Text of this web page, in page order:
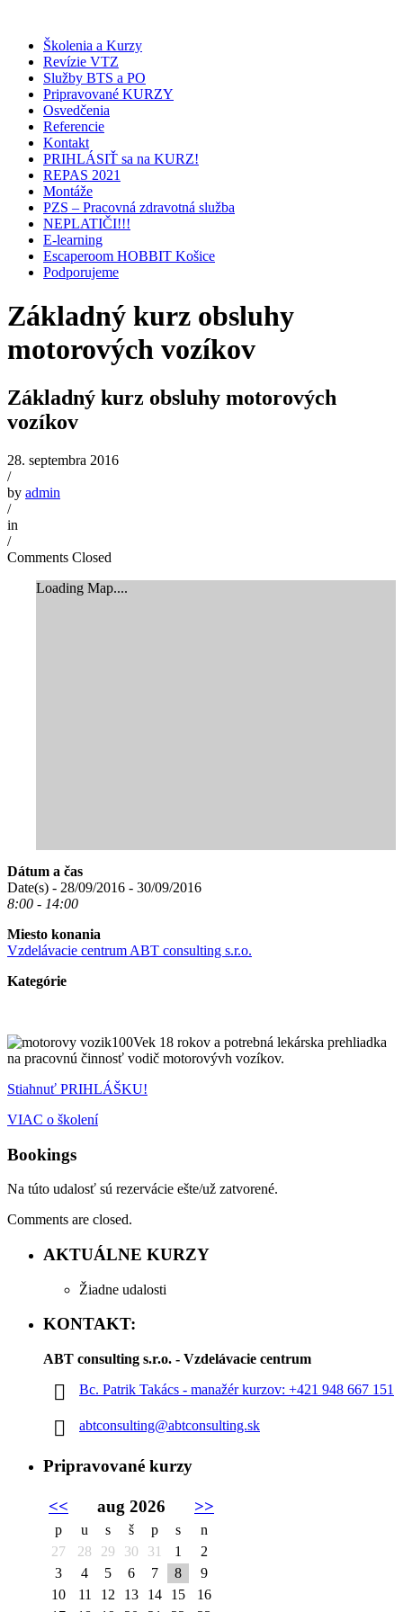
Školenia a Kurzy
Revízie VTZ
Služby BTS a PO
Pripravované KURZY
Osvedčenia
Referencie
Kontakt
PRIHLÁSIŤ sa na KURZ!
REPAS 2021
Montáže
PZS – Pracovná zdravotná služba
NEPLATIČI!!!
E-learning
Escaperoom HOBBIT Košice
Podporujeme
Základný kurz obsluhy
motorových vozíkov
Základný kurz obsluhy motorových
vozíkov
28. septembra 2016
/
by admin
/
in
/
Comments Closed
Loading Map....
Dátum a čas
Date(s) - 28/09/2016 - 30/09/2016
8:00 - 14:00
Miesto konania
Vzdelávacie centrum ABT consulting s.r.o.
Kategórie
Vek 18 rokov a potrebná lekárska prehliadka
na pracovnú činnosť vodič motorovývh vozíkov.
Stiahnuť PRIHLÁŠKU!
VIAC o školení
Bookings
Na túto udalosť sú rezervácie ešte/už zatvorené.
Comments are closed.
AKTUÁLNE KURZY
Žiadne udalosti
KONTAKT:
ABT consulting s.r.o. - Vzdelávacie centrum
Bc. Patrik Takács - manažér kurzov: +421 948 667 151
abtconsulting@abtconsulting.sk
Pripravované kurzy
<< aug 2026 >>
p u s š p s
n
27
28 29 30 31 1
2
3
4 5 6 7 8
9
10
11 12 13 14 15
16